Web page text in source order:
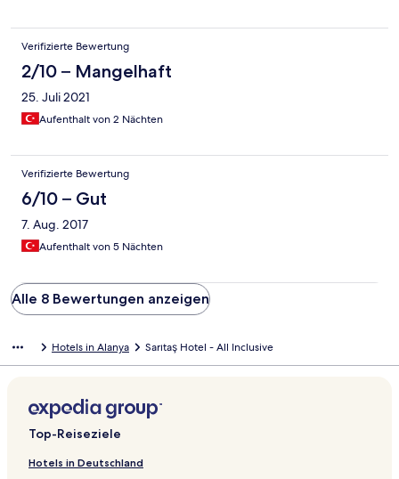
Verifizierte Bewertung
2/10 – Mangelhaft
25. Juli 2021
Aufenthalt von 2 Nächten
Verifizierte Bewertung
6/10 – Gut
7. Aug. 2017
Aufenthalt von 5 Nächten
Alle 8 Bewertungen anzeigen
Hotels in Alanya Sarıtaş Hotel - All Inclusive
Top-Reiseziele
Hotels in Deutschland